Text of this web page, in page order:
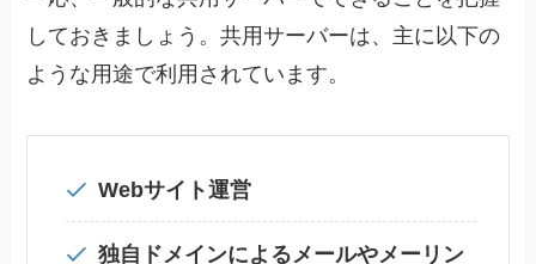
しておきましょう。共用サーバーは、主に以下の
ような用途で利用されています。
Webサイト運営
独自ドメインによるメールやメーリン